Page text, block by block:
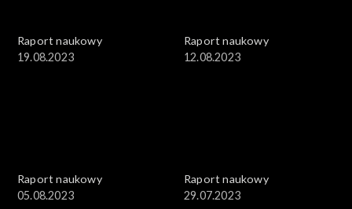
Raport naukowy
19.08.2023
Raport naukowy
12.08.2023
Raport naukowy
05.08.2023
Raport naukowy
29.07.2023